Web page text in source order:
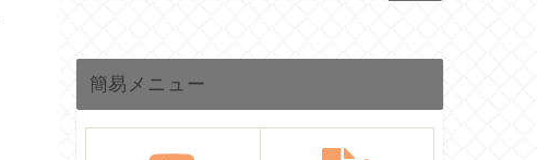
簡易メニュー